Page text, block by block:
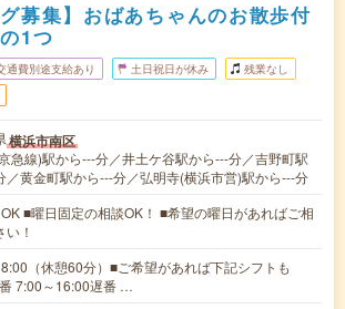
グ募集】おばあちゃんのお散歩付
1つ
通費別途支給あり 土日祝日が休み 残業なし
横浜市南区
急線)駅から---分／井土ケ谷駅から---分／吉野町駅
／黄金町駅から---分／弘明寺(横浜市営)駅から---分
■曜日固定の相談OK！ ■希望の曜日があればご相
！
（休憩60分）■ご希望があれば下記シフトも
7:00～16:00遅番 …